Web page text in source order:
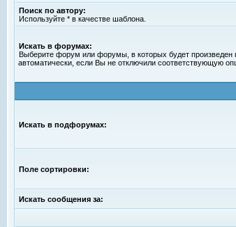
Поиск по автору:
Используйте * в качестве шаблона.
Искать в форумах:
Выберите форум или форумы, в которых будет
автоматически, если Вы не отключили соответствующую
Искать в подфорумах:
Поле сортировки:
Искать сообщения за: